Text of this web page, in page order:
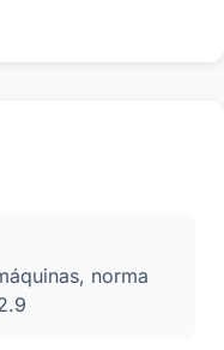
norma